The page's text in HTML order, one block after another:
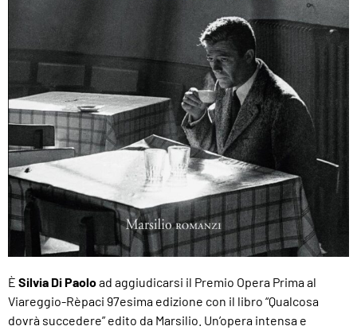
È Silvia Di Paoload aggiudicarsi il Premio Opera Prima al
Viareggio-Rèpaci 97esima edizione con il libro “Qualcosa
dovrà succedere” edito da Marsilio. Un’opera intensa e